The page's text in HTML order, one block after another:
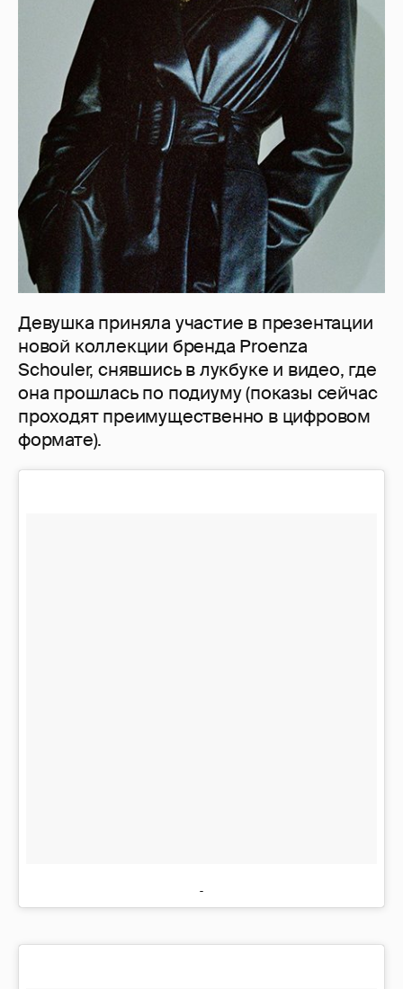
Девушка приняла участие в презентации
новой коллекции бренда Proenza
Schouler, снявшись в лукбуке и видео, где
она прошлась по подиуму (показы сейчас
проходят преимущественно в цифровом
формате).